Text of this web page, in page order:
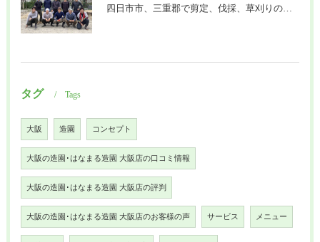
四日市市、三重郡で剪定、伐採、草刈りの作業を頼むなら はなまる造園
タグ Tags
大阪 造園 コンセプト
大阪の造園･はなまる造園 大阪店の口コミ情報
大阪の造園･はなまる造園 大阪店の評判
大阪の造園･はなまる造園 大阪店のお客様の声 サービス メニュー